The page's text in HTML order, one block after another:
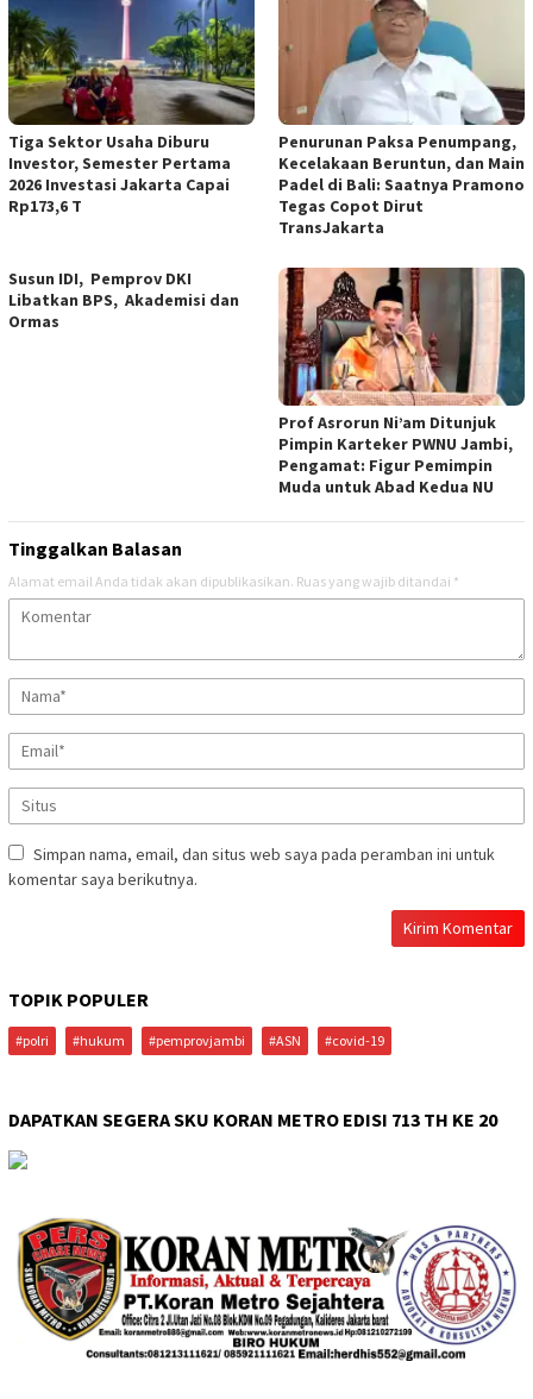
Tiga Sektor Usaha Diburu
Investor, Semester Pertama
2026 Investasi Jakarta Capai
Rp173,6 T
Penurunan Paksa Penumpang,
Kecelakaan Beruntun, dan Main
Padel di Bali: Saatnya Pramono
Tegas Copot Dirut
TransJakarta
Susun IDI, Pemprov DKI
Libatkan BPS, Akademisi dan
Ormas
Prof Asrorun Ni’am Ditunjuk
Pimpin Karteker PWNU Jambi,
Pengamat: Figur Pemimpin
Muda untuk Abad Kedua NU
Tinggalkan Balasan
Alamat email Anda tidak akan dipublikasikan. Ruas yang wajib ditandai *
Simpan nama, email, dan situs web saya pada peramban ini untuk
komentar saya berikutnya.
TOPIK POPULER
#polri #hukum #pemprovjambi #ASN #covid-19
DAPATKAN SEGERA SKU KORAN METRO EDISI 713 TH KE 20